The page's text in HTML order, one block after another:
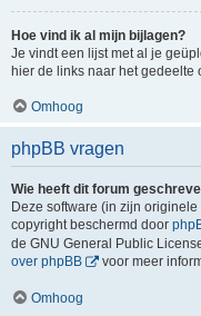
Hoe vind ik al mijn bijlagen?
Je vindt een lijst met al je
hier de links naar het gedeelte
Omhoog
phpBB vragen
Wie heeft dit forum
Deze software (in zijn
copyright beschermd door
de GNU General Public
over phpBB
voor meer
Omhoog